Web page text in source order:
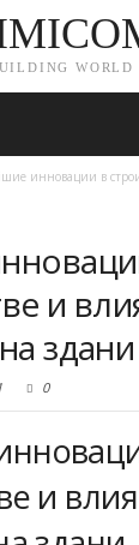
WORLD
инновации в
и
здани
0